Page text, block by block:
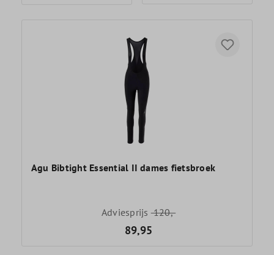
Agu Bibtight Essential II dames fietsbroek
Adviesprijs120,-
89,95